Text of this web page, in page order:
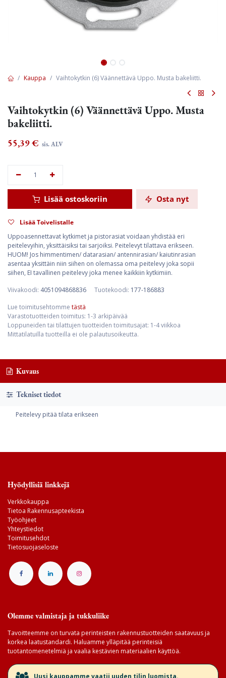
Kauppa Vaihtokytkin (6) Väännettävä Uppo. Musta bakeliitti.
Vaihtokytkin (6) Väännettävä Uppo. Musta
bakeliitti.
55,39€ sis. ALV
Lisää ostoskoriin Osta nyt
Lisää Toivelistalle
Uppoasennettavat kytkimet ja pistorasiat voidaan yhdistää eri
peitelevyihin, yksittäisiksi tai sarjoiksi. Peitelevyt tilattava erikseen.
HUOM! Jos himmentimen/ datarasian/ antennirasian/ kaiutinrasian
asentaa yksittäin niin siihen on olemassa oma peitelevy joka sopii
siihen, EI tavallinen peitelevy joka menee kaikkiin kytkimiin.
Viivakoodi: 4051094868836 Tuotekoodi: 177-186883
Lue toimitusehtomme tästä
Varastotuotteiden toimitus: 1-3 arkipäivää
Loppuneiden tai tilattujen tuotteiden toimitusajat: 1-4 viikkoa
Mittatilatuilla tuotteilla ei ole palautusoikeutta.
Kuvaus
Tekniset tiedot
Peitelevy pitää tilata erikseen
Hyödyllisiä linkkejä
Verkkokauppa
Tietoa Rakennusapteekista
Työohjeet
Yhteystiedot
Toimitusehdot
Tietosuojaseloste
Olemme valmistaja ja tukkuliike
Tavoitteemme on turvata perinteisten rakennustuotteiden saatavuus ja
korkea laatustandardi. Haluamme ylläpitää perinteisiä
tuotantomenetelmiä ja vaalia kestävien materiaalien käyttöä.
​Uusi kauppamme vaatii uuden tilin luomista.